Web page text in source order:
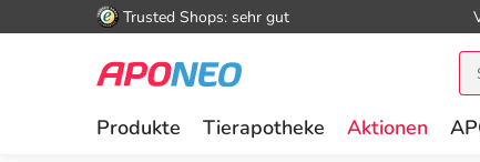
Trusted Shops: sehr gut
Produkte Tierapotheke Aktionen